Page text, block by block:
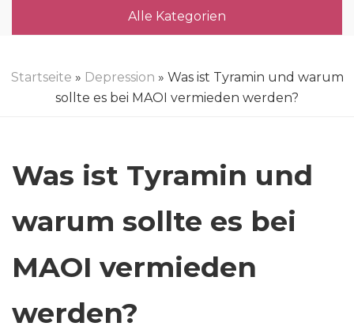
Alle Kategorien
Startseite » Depression » Was ist Tyramin und warum
sollte es bei MAOI vermieden werden?
Was ist Tyramin und
warum sollte es bei
MAOI vermieden
werden?